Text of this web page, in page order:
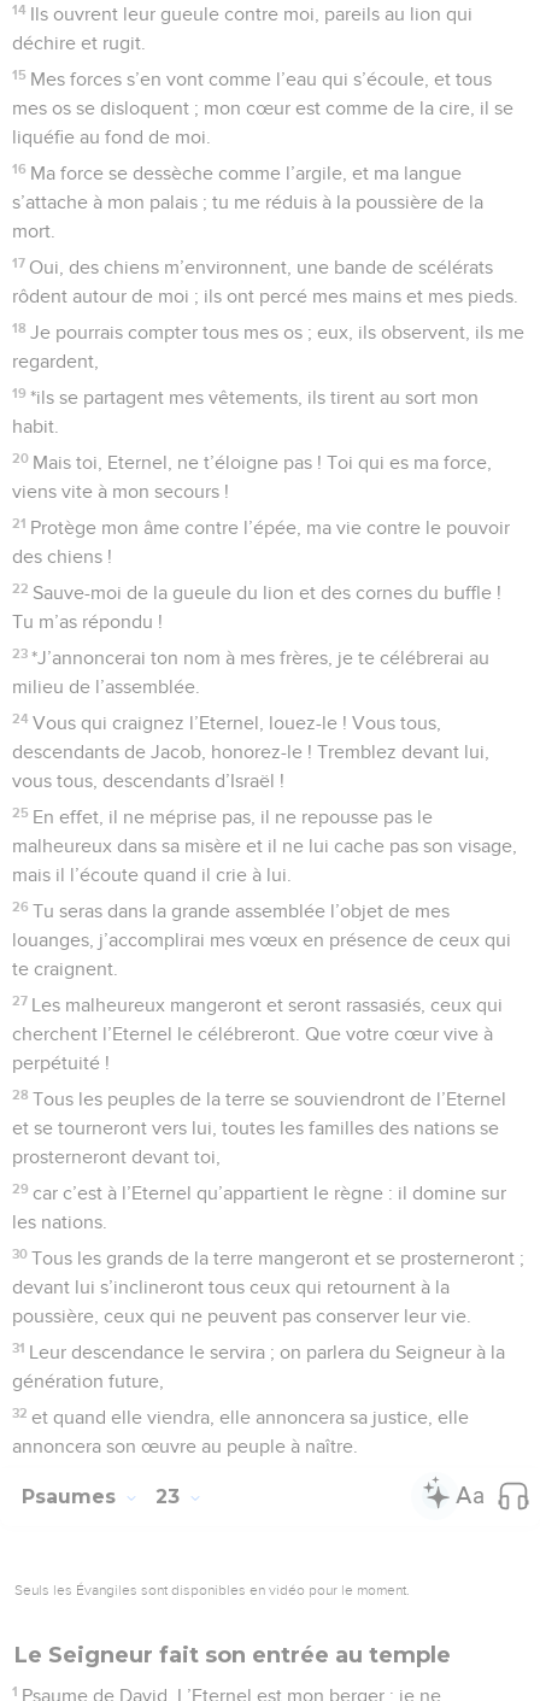
14 Ils ouvrent leur gueule contre moi, pareils au lion qui
déchire et rugit.
15 Mes forces s’en vont comme l’eau qui s’écoule, et tous
mes os se disloquent ; mon cœur est comme de la cire, il se
liquéfie au fond de moi.
16 Ma force se dessèche comme l’argile, et ma langue
s’attache à mon palais ; tu me réduis à la poussière de la
mort.
17 Oui, des chiens m’environnent, une bande de scélérats
rôdent autour de moi ; ils ont percé mes mains et mes pieds.
18 Je pourrais compter tous mes os ; eux, ils observent, ils me
regardent,
19 *ils se partagent mes vêtements, ils tirent au sort mon
habit.
20 Mais toi, Eternel, ne t’éloigne pas ! Toi qui es ma force,
viens vite à mon secours !
21 Protège mon âme contre l’épée, ma vie contre le pouvoir
des chiens !
22 Sauve-moi de la gueule du lion et des cornes du buffle !
Tu m’as répondu !
23 *J’annoncerai ton nom à mes frères, je te célébrerai au
milieu de l’assemblée.
24 Vous qui craignez l’Eternel, louez-le ! Vous tous,
descendants de Jacob, honorez-le ! Tremblez devant lui,
vous tous, descendants d’Israël !
25 En effet, il ne méprise pas, il ne repousse pas le
malheureux dans sa misère et il ne lui cache pas son visage,
mais il l’écoute quand il crie à lui.
26 Tu seras dans la grande assemblée l’objet de mes
louanges, j’accomplirai mes vœux en présence de ceux qui
te craignent.
27 Les malheureux mangeront et seront rassasiés, ceux qui
cherchent l’Eternel le célébreront. Que votre cœur vive à
perpétuité !
28 Tous les peuples de la terre se souviendront de l’Eternel
et se tourneront vers lui, toutes les familles des nations se
prosterneront devant toi,
29 car c’est à l’Eternel qu’appartient le règne : il domine sur
les nations.
30 Tous les grands de la terre mangeront et se prosterneront ;
devant lui s’inclineront tous ceux qui retournent à la
poussière, ceux qui ne peuvent pas conserver leur vie.
31 Leur descendance le servira ; on parlera du Seigneur à la
génération future,
32 et quand elle viendra, elle annoncera sa justice, elle
annoncera son œuvre au peuple à naître.
Psaumes 23
Seuls les Évangiles sont disponibles en vidéo pour le moment.
Le Seigneur fait son entrée au temple
1 Psaume de David. L’Eternel est mon berger : je ne